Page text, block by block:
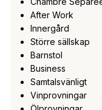
After Work
Innergård
Större sällskap
Barnstol
Business
Samtalsvänligt
Vinprovningar